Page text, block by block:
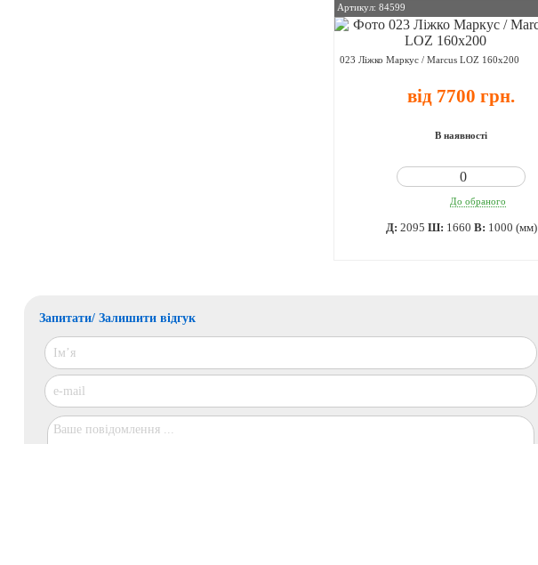
Артикул: 84599
023 Ліжко Маркус / Marcus LOZ 160х200
від 7700 грн.
В наявності
До обраного
Д: 2095 Ш: 1660 В: 1000 (мм)
Запитати/ Залишити відгук